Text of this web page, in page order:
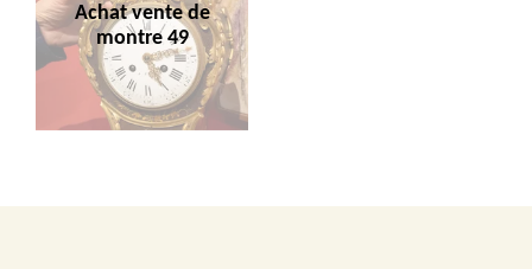
Achat vente de
montre 49